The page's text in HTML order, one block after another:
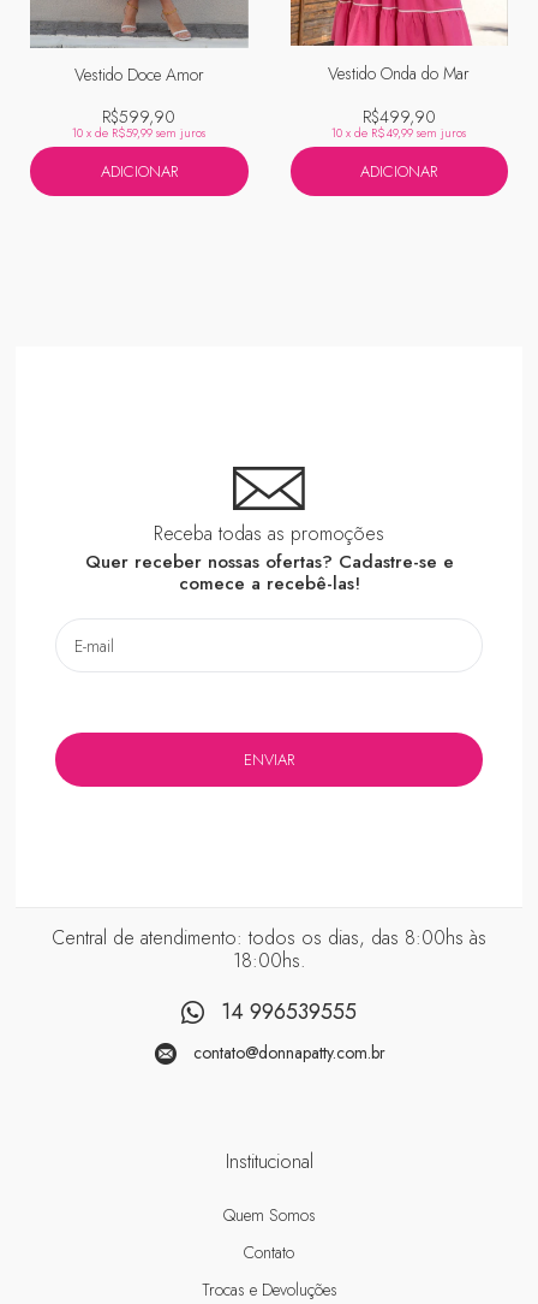
Vestido Doce Amor
R$599,90
10 x de R$59,99 sem juros
ADICIONAR
Vestido Onda do Mar
R$499,90
10 x de R$49,99 sem juros
ADICIONAR
Receba todas as promoções
Quer receber nossas ofertas? Cadastre-se e
comece a recebê-las!
Central de atendimento: todos os dias, das 8:00hs às
18:00hs.
14 996539555
contato@donnapatty.com.br
Institucional
Quem Somos
Contato
Trocas e Devoluções